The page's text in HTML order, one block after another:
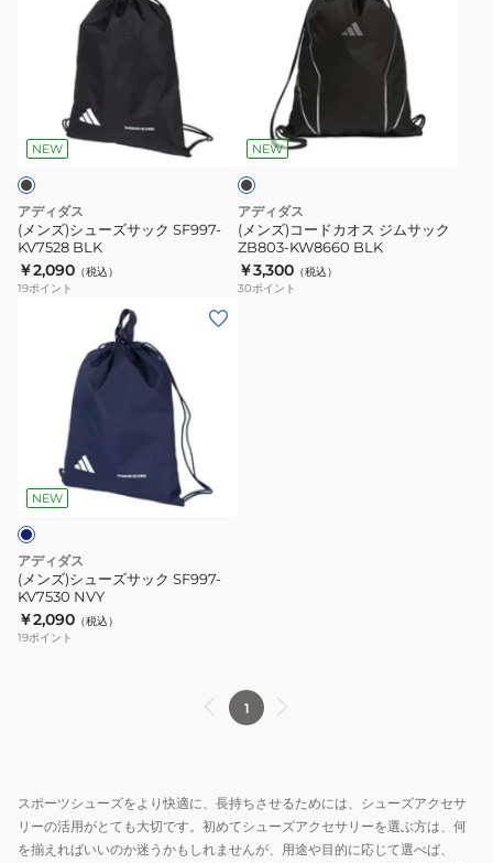
RG896-
KW5773
サ
ッ
ク
SF997-
KV7528
BLK
NEW
アディダス
(メンズ)シューズサック SF997-
KV7528 BLK
￥2,090 （税込）
19ポイント
オ
ス
ジ
ム
サ
ッ
NEW
ラ
ッ
アディダス
(メンズ)コードカオス ジムサック
ZB803-KW8660 BLK
￥3,300 （税込）
30ポイント
サ
ッ
ク
SF997-
KV7530
NVY
NEW
アディダス
(メンズ)シューズサック SF997-
KV7530 NVY
￥2,090 （税込）
19ポイント
1
スポーツシューズをより快適に、長持ちさせるためには、シューズアクセサ
リーの活用がとても大切です。初めてシューズアクセサリーを選ぶ方は、何
を揃えればいいのか迷うかもしれませんが、用途や目的に応じて選べば、